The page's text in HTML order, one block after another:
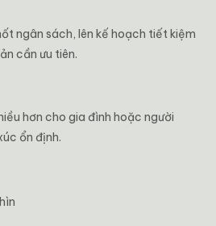
ngân sách, lên kế hoạch tiết kiệm
cần ưu tiên.
hơn cho gia đình hoặc người
ổn định.